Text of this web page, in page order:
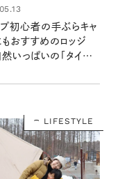
プ初心者の手ぶらキャ
もおすすめのロッジ
然いっぱいの「タイニ
ヶ岳のおすすめスポッ
LIFESTYLE